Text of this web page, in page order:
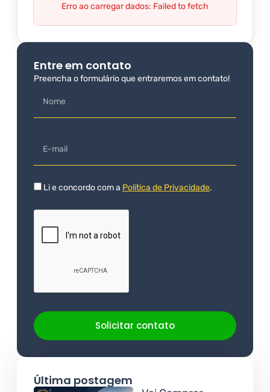
Erro ao carregar dados: Failed to fetch
Entre em contato
Preencha o formulário que entraremos em contato!
Li e concordo com a Política de Privacidade.
Solicitar contato
Última postagem